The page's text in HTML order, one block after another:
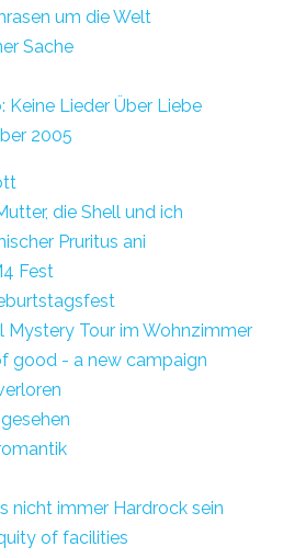
um die Welt
Sache
Keine Lieder Über Liebe
2005
die Shell und ich
Pruritus ani
Fest
Mystery Tour im Wohnzimmer
good - a new campaign
nicht immer Hardrock sein
of facilities